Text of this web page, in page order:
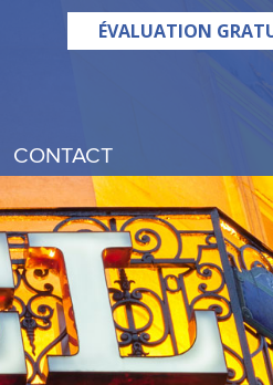
ÉVALUATION
CONTACT